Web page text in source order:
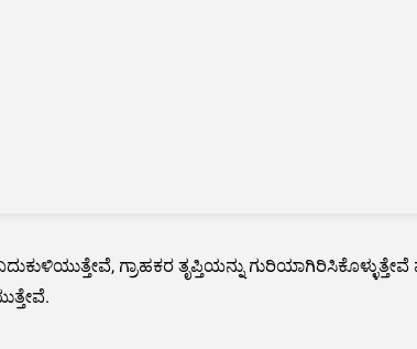
ಗ್ರಾಹಕರ ತೃಪ್ತಿಯನ್ನು